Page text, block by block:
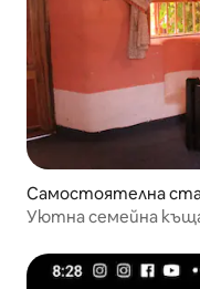
Самостоятелна
Уютна семейна